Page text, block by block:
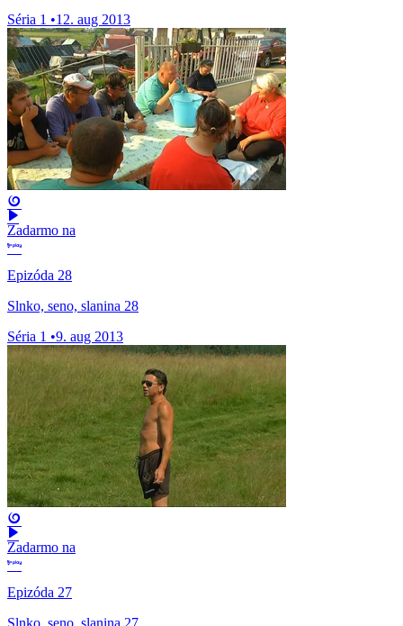
Séria 1 •12. aug 2013
Zadarmo na
Epizóda 28
Slnko, seno, slanina 28
Séria 1 •9. aug 2013
Zadarmo na
Epizóda 27